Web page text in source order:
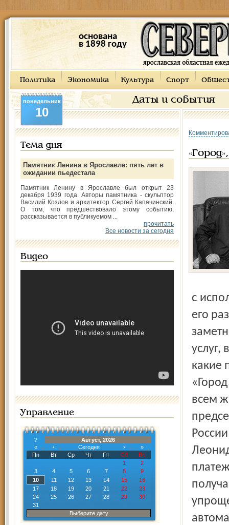
основана
в 1898 году
Политика Экономика Культура Спорт
Даты и события
понедельник
10
Тема дня
Памятник Ленина в Ярославле: пять лет в
ожидании пьедестала
Памятник Ленину в Ярославле был открыт 23
декабря 1939 года. Авторы памятника - скульптор
Василий Козлов и архитектор Сергей Капачинский.
О том, что предшествовало этому событию,
рассказывается в публикуемом ...
прочитать
Все новости за сегодня
Видео
Управление
?
Август, 2026
«
‹ Сегодня ›
»
Пн
Вт Ср Чт Пт Сб
Вс
1
2
3
4 5 6 7 8
9
10
11 12 13 14 15
16
17
18 19 20 21 22
23
24
25 26 27 28 29
30
31
Выберите дату
с использованием системы «Город». Проект по замыслу
его
услуг,
какие
всем